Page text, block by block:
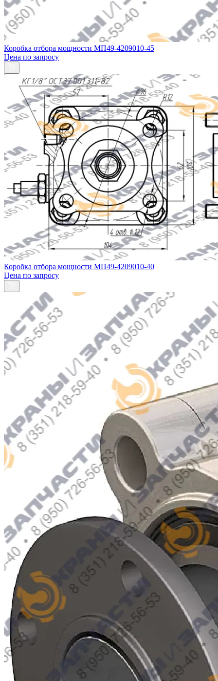
Коробка отбора мощности МП49-4209010-45
Цена по запросу
Коробка отбора мощности МП49-4209010-40
Цена по запросу